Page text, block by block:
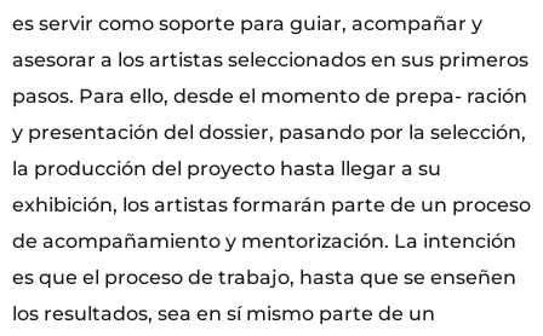
es servir como soporte para guiar, acompañar y
asesorar a los artistas seleccionados en sus primeros
pasos. Para ello, desde el momento de prepa- ración
y presentación del dossier, pasando por la selección,
la producción del proyecto hasta llegar a su
exhibición, los artistas formarán parte de un proceso
de acompañamiento y mentorización. La intención
es que el proceso de trabajo, hasta que se enseñen
los resultados, sea en sí mismo parte de un